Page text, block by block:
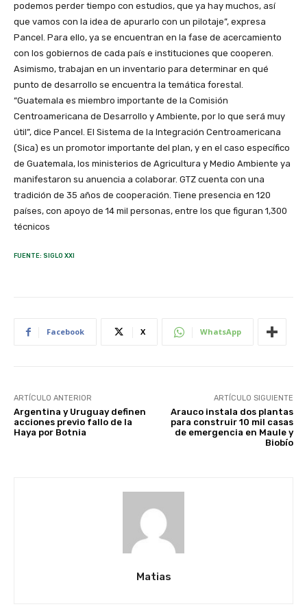
podemos perder tiempo con estudios, que ya hay muchos, así
que vamos con la idea de apurarlo con un pilotaje”, expresa
Pancel. Para ello, ya se encuentran en la fase de acercamiento
con los gobiernos de cada país e instituciones que cooperen.
Asimismo, trabajan en un inventario para determinar en qué
punto de desarrollo se encuentra la temática forestal.
“Guatemala es miembro importante de la Comisión
Centroamericana de Desarrollo y Ambiente, por lo que será muy
útil”, dice Pancel. El Sistema de la Integración Centroamericana
(Sica) es un promotor importante del plan, y en el caso específico
de Guatemala, los ministerios de Agricultura y Medio Ambiente ya
manifestaron su anuencia a colaborar. GTZ cuenta con una
tradición de 35 años de cooperación. Tiene presencia en 120
países, con apoyo de 14 mil personas, entre los que figuran 1,300
técnicos
FUENTE: SIGLO XXI
Facebook X WhatsApp
ARTÍCULO ANTERIOR
Argentina y Uruguay definen
acciones previo fallo de la
Haya por Botnia
ARTÍCULO SIGUIENTE
Arauco instala dos plantas
para construir 10 mil casas
de emergencia en Maule y
Biobío
Matias